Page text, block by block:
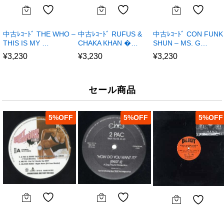
中古ﾚｺｰﾄﾞ THE WHO –
THIS IS MY …
¥3,230
中古ﾚｺｰﾄﾞ RUFUS &
CHAKA KHAN �…
¥3,230
中古ﾚｺｰﾄﾞ CON FUNK
SHUN – MS. G…
¥3,230
セール商品
5% 5% 5%